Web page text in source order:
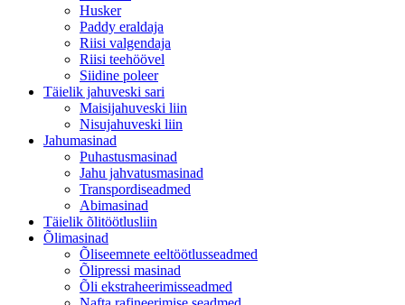
Husker
Paddy eraldaja
Riisi valgendaja
Riisi teehöövel
Siidine poleer
Täielik jahuveski sari
Maisijahuveski liin
Nisujahuveski liin
Jahumasinad
Puhastusmasinad
Jahu jahvatusmasinad
Transpordiseadmed
Abimasinad
Täielik õlitöötlusliin
Õlimasinad
Õliseemnete eeltöötlusseadmed
Õlipressi masinad
Õli ekstraheerimisseadmed